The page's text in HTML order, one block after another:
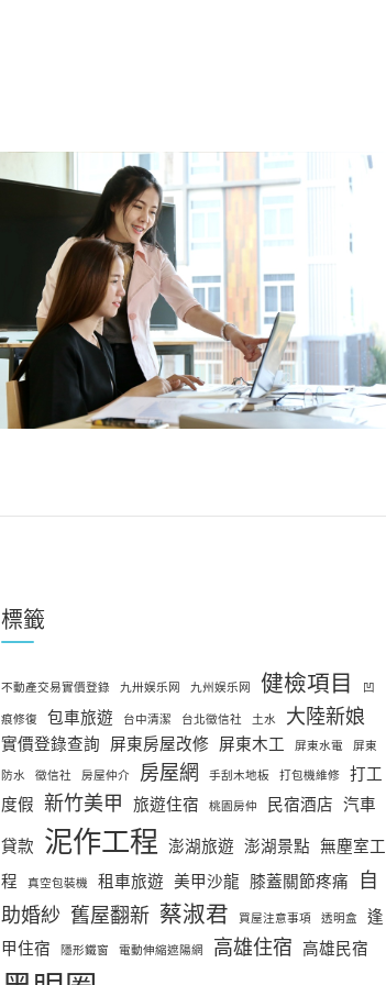
標籤
不動產交易實價登錄 九卅娱乐网 九州娱乐网 健檢項目
凹
痕修復
包車旅遊 台中清潔 台北徵信社 土水 大陸新娘
實價登錄查詢 屏東房屋改修 屏東木工 屏東水電 屏東
防水 徵信社 房屋仲介 房屋網 手刮木地板 打包機維修 打工
度假 新竹美甲 旅遊住宿 桃園房仲 民宿酒店 汽車
貸款 泥作工程 澎湖旅遊 澎湖景點 無塵室工
程
真空包裝機 租車旅遊 美甲沙龍 膝蓋關節疼痛
自
助婚紗 舊屋翻新 蔡淑君 買屋注意事項 透明盒
逢
甲住宿
隱形鐵窗 電動伸縮遮陽網 高雄住宿 高雄民宿